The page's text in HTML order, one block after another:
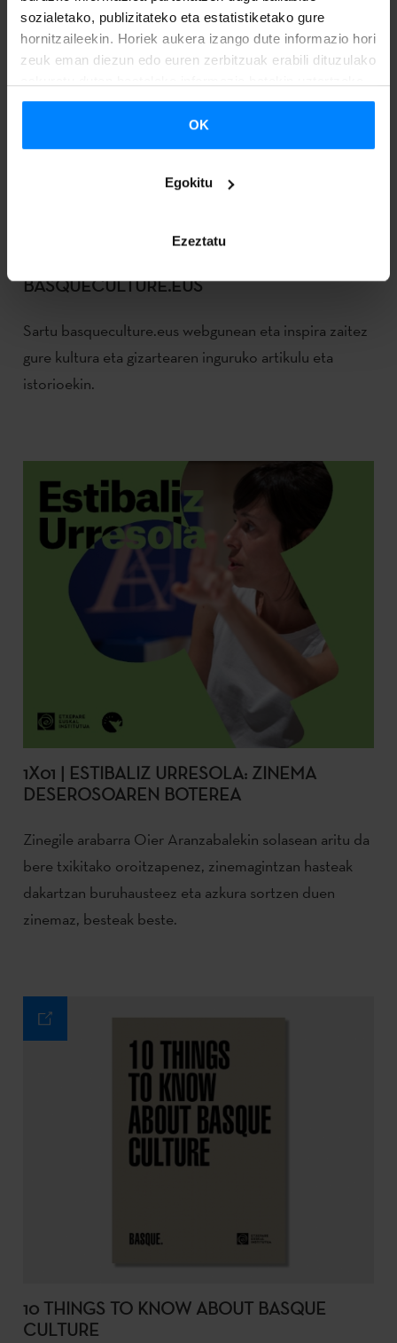
sozialetako, publizitateko eta estatistiketako gure
hornitzaileekin. Horiek aukera izango dute informazio hori
zeuk eman diezun edo euren zerbitzuak erabili dituzulako
OK
Egokitu
Ezeztatu
BASQUECULTURE.EUS
Sartu basqueculture.eus webgunean eta inspira zaitez
gure kultura eta gizartearen inguruko artikulu eta
istorioekin.
1X01 | ESTIBALIZ URRESOLA: ZINEMA
DESEROSOAREN BOTEREA
Zinegile arabarra Oier Aranzabalekin solasean aritu da
bere txikitako oroitzapenez, zinemagintzan hasteak
dakartzan buruhausteez eta azkura sortzen duen
zinemaz, besteak beste.
10 THINGS TO KNOW ABOUT BASQUE
CULTURE